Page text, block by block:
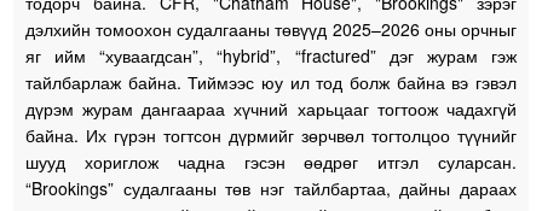
дэлхийн томоохон судалгааны төвүүд 2025–2026 оны орчныг
яг ийм “хуваагдсан”, “hybrid”, “fractured” дэг журам гэж
тайлбарлаж байна. Тиймээс юу ил тод болж байна вэ гэвэл
дүрэм журам дангаараа хүчний харьцааг тогтоож чадахгүй
байна. Их гүрэн тогтсон дүрмийг зөрчвөл тогтолцоо түүнийг
шууд хориглож чадна гэсэн өөдрөг итгэл суларсан.
“Brookings” судалгааны төв нэг тайлбартаа, дайны дараах